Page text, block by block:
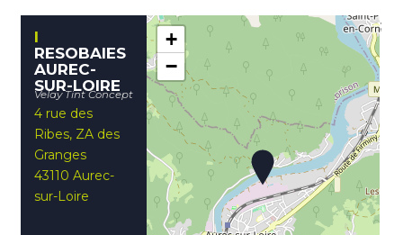
RESOBAIES
AUREC-
SUR-LOIRE
Velay Tint Concept
4 rue des
Ribes, ZA des
Granges
43110 Aurec-
sur-Loire
+
−
;